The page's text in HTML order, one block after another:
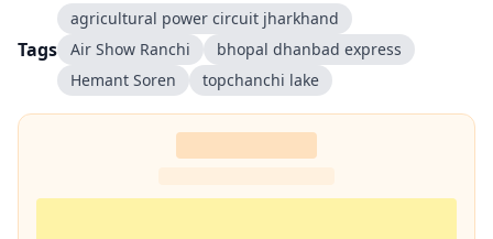
Tags
agricultural power circuit jharkhand
Air Show Ranchi
bhopal dhanbad express
Hemant Soren
topchanchi lake